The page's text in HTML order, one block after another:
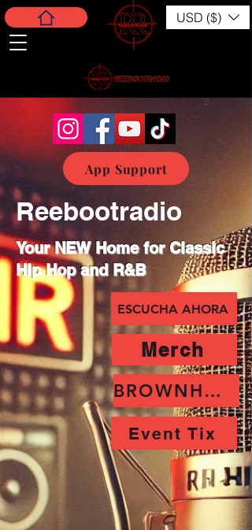
USD ($)
App Support
Reebootradio
Your NEW Home for Classic
Hip Hop and R&B
ESCUCHA AHORA
Merch
BROWNHORNET
Event Tix